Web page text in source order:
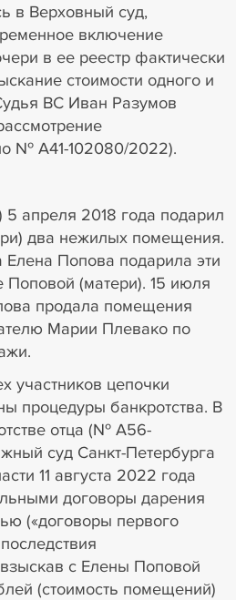
в Верховный суд,
включение
в ее реестр фактически
стоимости одного и
ВС Иван Разумов
№ А41-102080/2022).
апреля 2018 года подарил
два нежилых помещения.
Елена Попова подарила эти
(матери). 15 июля
продала помещения
Марии Плевако по
участников цепочки
процедуры банкротства. В
отца (№ А56-
суд Санкт-Петербурга
11 августа 2022 года
договоры дарения
(«договоры первого
взыскав с Елены Поповой
(стоимость помещений)